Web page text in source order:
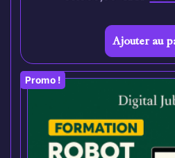
Ajouter au
Promo !